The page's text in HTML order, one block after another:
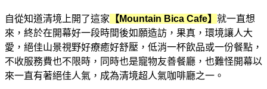
自從知道清境上開了這家 【Mountain Bica Cafe】 就一直想
來，終於在開幕好一段時間後如願造訪，果真，環境讓人大
愛，絕佳山景視野好療癒好舒壓，低消一杯飲品或一份餐點，
不收服務費也不限時，同時也是寵物友善餐廳，也難怪開幕以
來一直有著絕佳人氣，成為清境超人氣咖啡廳之一。